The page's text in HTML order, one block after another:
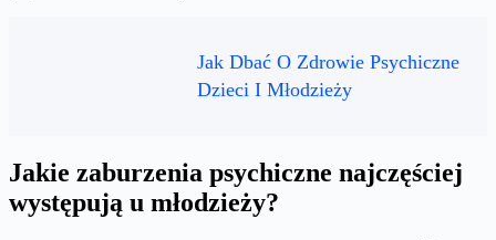
Jak Dbać O Zdrowie Psychiczne
Dzieci I Młodzieży
Jakie zaburzenia psychiczne najczęściej
występują u młodzieży?